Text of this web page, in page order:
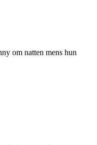
om natten mens hun